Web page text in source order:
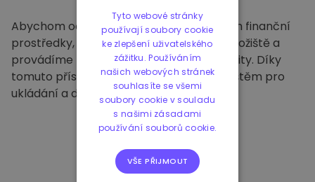
Abychom ochránili naše zákazníky a jejich finanční
prostředky, nabízíme bezpečné offline úložiště a
provádíme pravidelné bezpečnostní audity. Díky
tomuto přístupu je naše platforma útočištěm pro
ukládání a dalších kryptoměn.
Tyto webové stránky
používají soubory cookie
ke zlepšení uživatelského
zážitku. Používáním
našich webových stránek
souhlasíte se všemi
soubory cookie v souladu
s našimi zásadami
používání souborů cookie.
VŠE PŘIJMOUT